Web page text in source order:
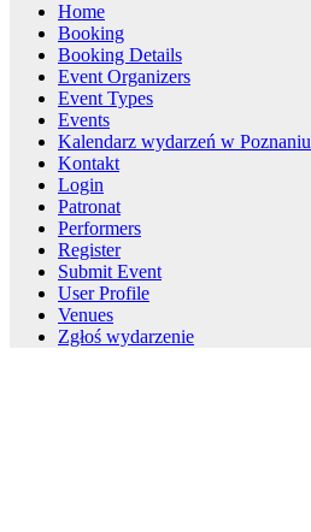
Home
Booking
Booking Details
Event Organizers
Event Types
Events
Kalendarz wydarzeń w Poznaniu
Kontakt
Login
Patronat
Performers
Register
Submit Event
User Profile
Venues
Zgłoś wydarzenie